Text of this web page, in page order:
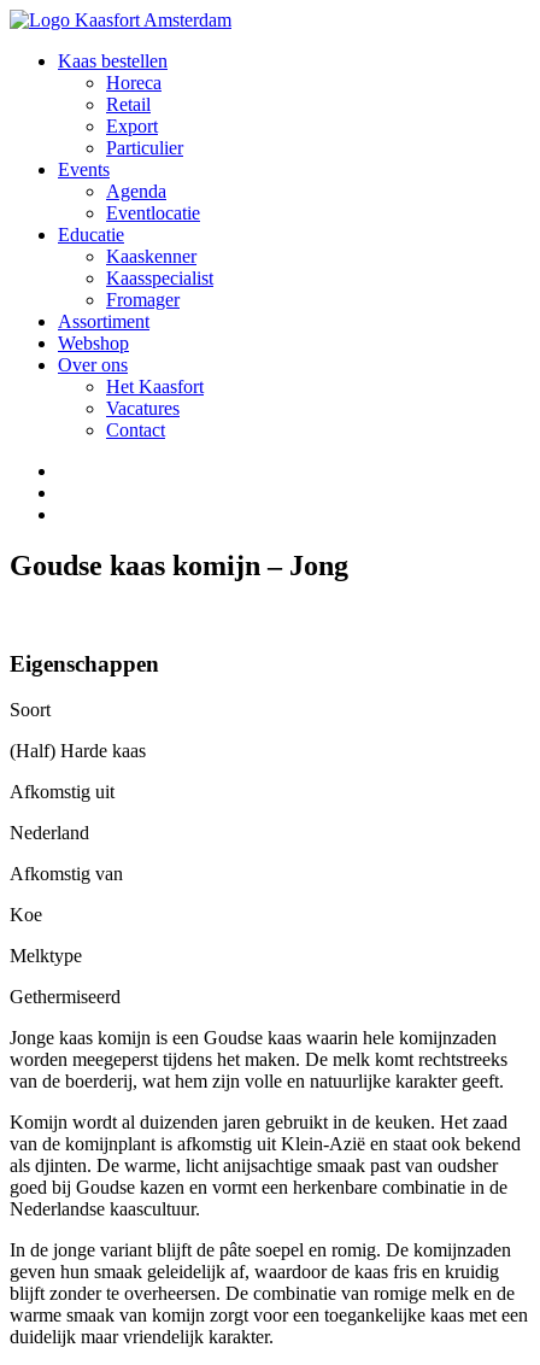
Kaas bestellen
Horeca
Retail
Export
Particulier
Events
Agenda
Eventlocatie
Educatie
Kaaskenner
Kaasspecialist
Fromager
Assortiment
Webshop
Over ons
Het Kaasfort
Vacatures
Contact
Goudse kaas komijn – Jong
Eigenschappen
Soort
(Half) Harde kaas
Afkomstig uit
Nederland
Afkomstig van
Koe
Melktype
Gethermiseerd
Jonge kaas komijn is een Goudse kaas waarin hele komijnzaden
worden meegeperst tijdens het maken. De melk komt rechtstreeks
van de boerderij, wat hem zijn volle en natuurlijke karakter geeft.
Komijn wordt al duizenden jaren gebruikt in de keuken. Het zaad
van de komijnplant is afkomstig uit Klein-Azië en staat ook bekend
als djinten. De warme, licht anijsachtige smaak past van oudsher
goed bij Goudse kazen en vormt een herkenbare combinatie in de
Nederlandse kaascultuur.
In de jonge variant blijft de pâte soepel en romig. De komijnzaden
geven hun smaak geleidelijk af, waardoor de kaas fris en kruidig
blijft zonder te overheersen. De combinatie van romige melk en de
warme smaak van komijn zorgt voor een toegankelijke kaas met een
duidelijk maar vriendelijk karakter.